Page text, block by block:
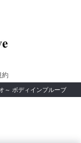
約
～ ボディインプルーブ